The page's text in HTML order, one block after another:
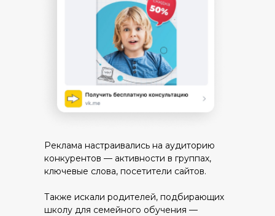
Реклама настраивались на аудиторию
конкурентов — активности в группах,
ключевые слова, посетители сайтов.
Также искали родителей, подбирающих
школу для семейного обучения —